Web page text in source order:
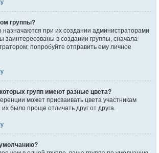
группы?
при их создании администраторами
заинтересованы в создании группы, сначала
попробуйте отправить ему личное
групп имеют разные цвета?
может присваивать цвета участникам
их было проще отличать друг от друга.
умолчанию?